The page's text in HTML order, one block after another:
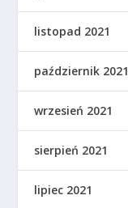
listopad 2021
październik 2021
wrzesień 2021
sierpień 2021
lipiec 2021